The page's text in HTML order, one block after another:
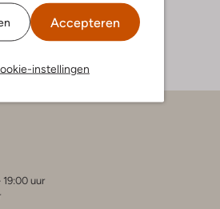
Accepteren
instellingen
uur